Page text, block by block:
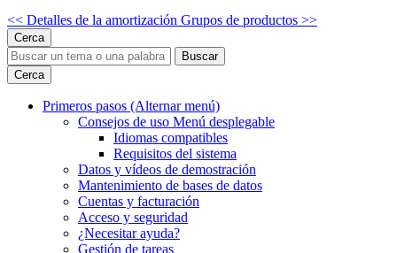
<< Detalles de la amortización Grupos de productos >>
Cerca
Buscar
Cerca
Primeros pasos (Alternar menú)
Consejos de uso Menú desplegable
Idiomas compatibles
Requisitos del sistema
Datos y vídeos de demostración
Mantenimiento de bases de datos
Cuentas y facturación
Acceso y seguridad
¿Necesitar ayuda?
Gestión de tareas